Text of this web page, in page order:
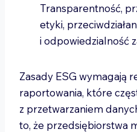
Transparentność,
etyki,
i odpowiedzialność
Zasady ESG wymagają
raportowania, które
z przetwarzaniem
to, że przedsiębiorstwa